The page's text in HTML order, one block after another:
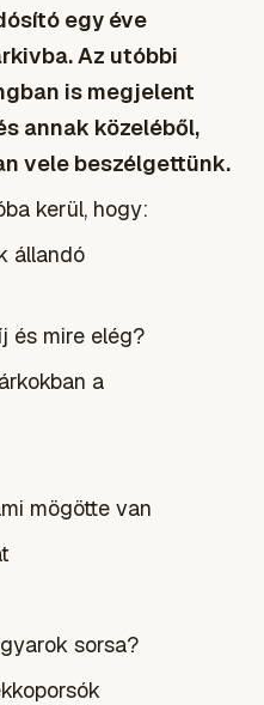
egy éve
Az utóbbi
is megjelent
annak közeléből,
vele beszélgettünk.
kerül, hogy:
állandó
és mire elég?
a
mögötte van
sorsa?